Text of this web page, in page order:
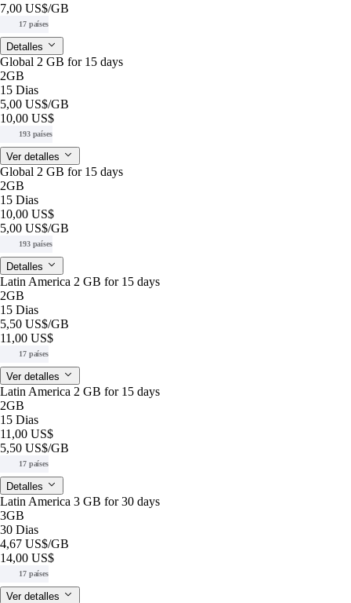
7,00 US$/GB
17 países
Detalles
Global 2 GB for 15 days
2GB
15 Dias
5,00 US$/GB
10,00 US$
193 países
Ver detalles
Global 2 GB for 15 days
2GB
15 Dias
10,00 US$
5,00 US$/GB
193 países
Detalles
Latin America 2 GB for 15 days
2GB
15 Dias
5,50 US$/GB
11,00 US$
17 países
Ver detalles
Latin America 2 GB for 15 days
2GB
15 Dias
11,00 US$
5,50 US$/GB
17 países
Detalles
Latin America 3 GB for 30 days
3GB
30 Dias
4,67 US$/GB
14,00 US$
17 países
Ver detalles